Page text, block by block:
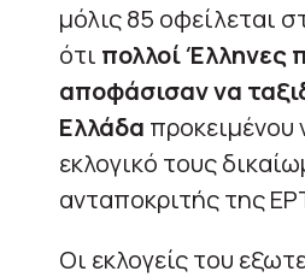
μόλις 85 οφείλεται
ότι πολλοί Έλληνες
αποφάσισαν να
Ελλάδα προκειμένου
εκλογικό τους
ανταποκριτής της
Οι εκλογείς του